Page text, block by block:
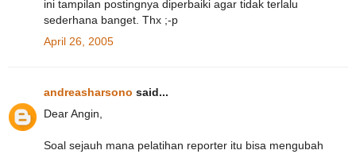
ini tampilan postingnya diperbaiki agar tidak terlalu
sederhana banget. Thx ;-p
April 26, 2005
andreasharsono said...
Dear Angin,
Soal sejauh mana pelatihan reporter itu bisa mengubah